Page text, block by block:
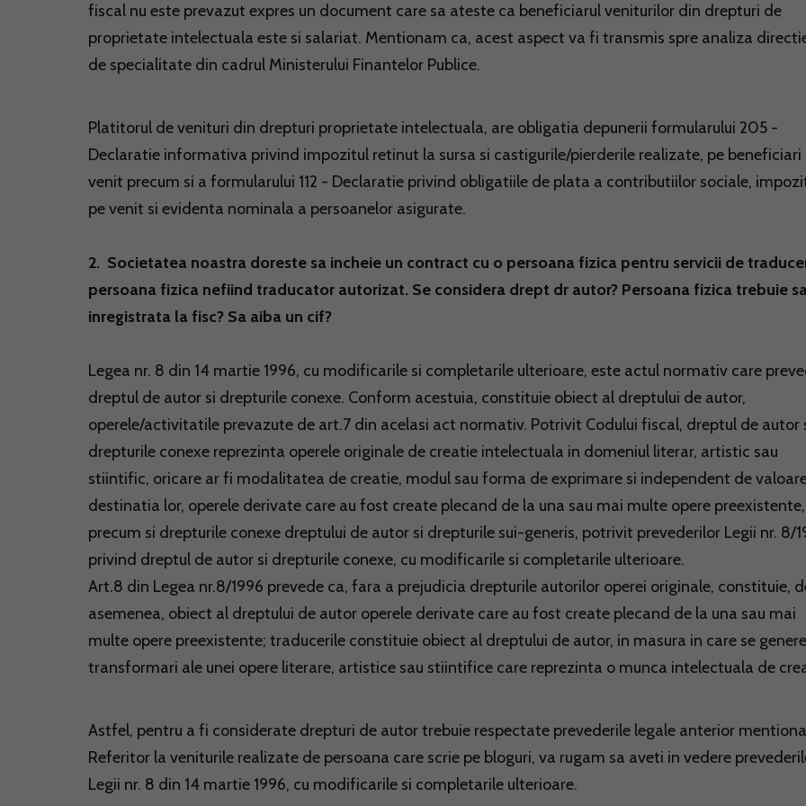
fiscal nu este prevazut expres un document care sa ateste ca beneficiarul veniturilor din drepturi de
proprietate intelectuala este si salariat. Mentionam ca, acest aspect va fi transmis spre analiza
de specialitate din cadrul Ministerului Finantelor Publice.
Platitorul de venituri din drepturi proprietate intelectuala, are obligatia depunerii formularului 205 -
Declaratie informativa privind impozitul retinut la sursa si castigurile/pierderile realizate, pe beneficiari
venit precum si a formularului 112 - Declaratie privind obligatiile de plata a contributiilor sociale,
pe venit si evidenta nominala a persoanelor asigurate.
2. Societatea noastra doreste sa incheie un contract cu o persoana fizica pentru servicii de
persoana fizica nefiind traducator autorizat. Se considera drept dr autor? Persoana fizica trebuie
inregistrata la fisc? Sa aiba un cif?
Legea nr. 8 din 14 martie 1996, cu modificarile si completarile ulterioare, este actul normativ care
dreptul de autor si drepturile conexe. Conform acestuia, constituie obiect al dreptului de autor,
operele/activitatile prevazute de art.7 din acelasi act normativ. Potrivit Codului fiscal, dreptul de autor
drepturile conexe reprezinta operele originale de creatie intelectuala in domeniul literar, artistic sau
stiintific, oricare ar fi modalitatea de creatie, modul sau forma de exprimare si independent de
destinatia lor, operele derivate care au fost create plecand de la una sau mai multe opere preexistente,
precum si drepturile conexe dreptului de autor si drepturile sui-generis, potrivit prevederilor Legii nr. 8/
privind dreptul de autor si drepturile conexe, cu modificarile si completarile ulterioare.
Art.8 din Legea nr.8/1996 prevede ca, fara a prejudicia drepturile autorilor operei originale, constituie,
asemenea, obiect al dreptului de autor operele derivate care au fost create plecand de la una sau mai
multe opere preexistente; traducerile constituie obiect al dreptului de autor, in masura in care se
transformari ale unei opere literare, artistice sau stiintifice care reprezinta o munca intelectuala de
Astfel, pentru a fi considerate drepturi de autor trebuie respectate prevederile legale anterior
Referitor la veniturile realizate de persoana care scrie pe bloguri, va rugam sa aveti in vedere
Legii nr. 8 din 14 martie 1996, cu modificarile si completarile ulterioare.